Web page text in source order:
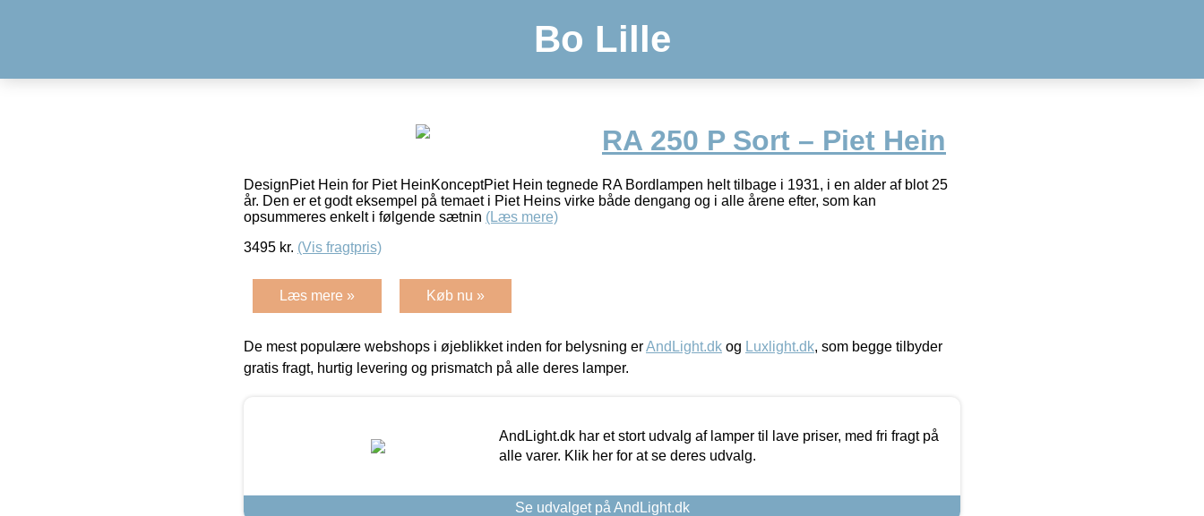
Bo Lille
RA 250 P Sort – Piet Hein
DesignPiet Hein for Piet HeinKonceptPiet Hein tegnede RA Bordlampen helt tilbage i 1931, i en alder af blot 25
år. Den er et godt eksempel på temaet i Piet Heins virke både dengang og i alle årene efter, som kan
opsummeres enkelt i følgende sætnin (Læs mere)
3495 kr. (Vis fragtpris)
Læs mere » Køb nu »
De mest populære webshops i øjeblikket inden for belysning erAndLight.dk og Luxlight.dk, som begge tilbyder
gratis fragt, hurtig levering og prismatch på alle deres lamper.
AndLight.dk har et stort udvalg af lamper til lave priser, med fri fragt på
alle varer. Klik her for at se deres udvalg.
Se udvalget på AndLight.dk